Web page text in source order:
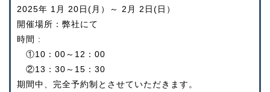
2025年 1月 20日(月）～ 2月 2日(日）
開催場所：弊社にて
時間 :
①10：00～12：00
②13：30～15：30
期間中、完全予約制とさせていただきます。